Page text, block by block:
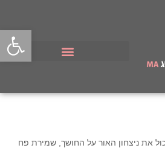
את ניצחון האור על החושך, שמירת פח
פתח